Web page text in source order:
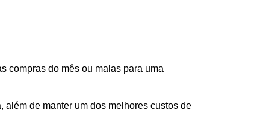
compras do mês ou malas para uma
de manter um dos melhores custos de